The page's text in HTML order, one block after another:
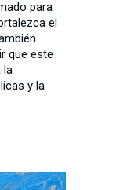
para
el
que este
la
y la